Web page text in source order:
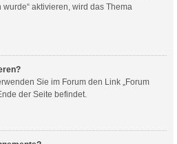
aktivieren, wird das Thema
Sie im Forum den Link „Forum
der Seite befindet.